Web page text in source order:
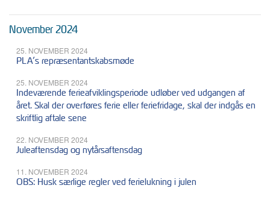
November 2024
25. NOVEMBER 2024
PLA’s repræsentantskabsmøde
25. NOVEMBER 2024
Indeværende ferieafviklingsperiode udløber ved udgangen af
året. Skal der overføres ferie eller feriefridage, skal der indgås en
skriftlig aftale sene
22. NOVEMBER 2024
Juleaftensdag og nytårsaftensdag
11. NOVEMBER 2024
OBS: Husk særlige regler ved ferielukning i julen